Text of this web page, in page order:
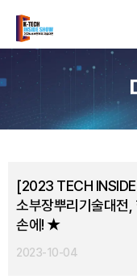
[2023 TECH
소부장뿌리기술대전,
손에! ★
2023-10-04